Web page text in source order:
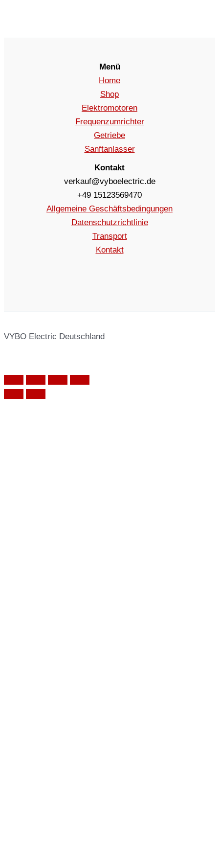
Menü
Home
Shop
Elektromotoren
Frequenzumrichter
Getriebe
Sanftanlasser
Kontakt
verkauf@vyboelectric.de
+49 15123569470
Allgemeine Geschäftsbedingungen
Datenschutzrichtlinie
Transport
Kontakt
VYBO Electric Deutschland